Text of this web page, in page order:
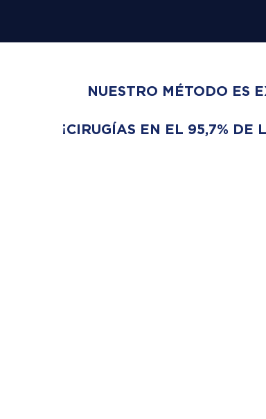
NUESTRO MÉTODO ES
¡CIRUGÍAS EN EL 95,7% DE